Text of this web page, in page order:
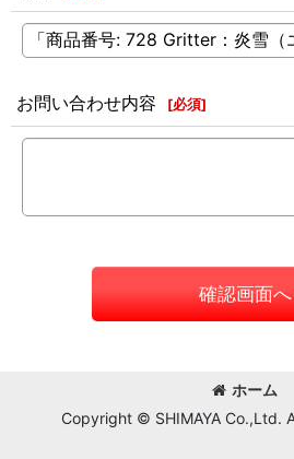
お問い合わせ内容 [必須]
確認画面へ
ホーム
Copyright © SHIMAYA Co.,Ltd.